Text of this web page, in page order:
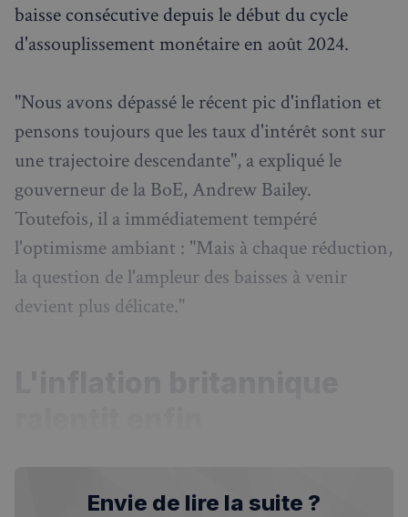
baisse consécutive depuis le début du cycle
d'assouplissement monétaire en août 2024.
"Nous avons dépassé le récent pic d'inflation et
pensons toujours que les taux d'intérêt sont sur
une trajectoire descendante", a expliqué le
gouverneur de la BoE, Andrew Bailey.
Toutefois, il a immédiatement tempéré
l'optimisme ambiant : "Mais à chaque réduction,
la question de l'ampleur des baisses à venir
devient plus délicate."
Envie de lire la suite ?